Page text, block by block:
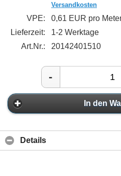
Versandkosten
VPE:
0,61 EUR pro
Lieferzeit:
1-2 Werktage
Art.Nr.:
20142401510
-
In den
Details